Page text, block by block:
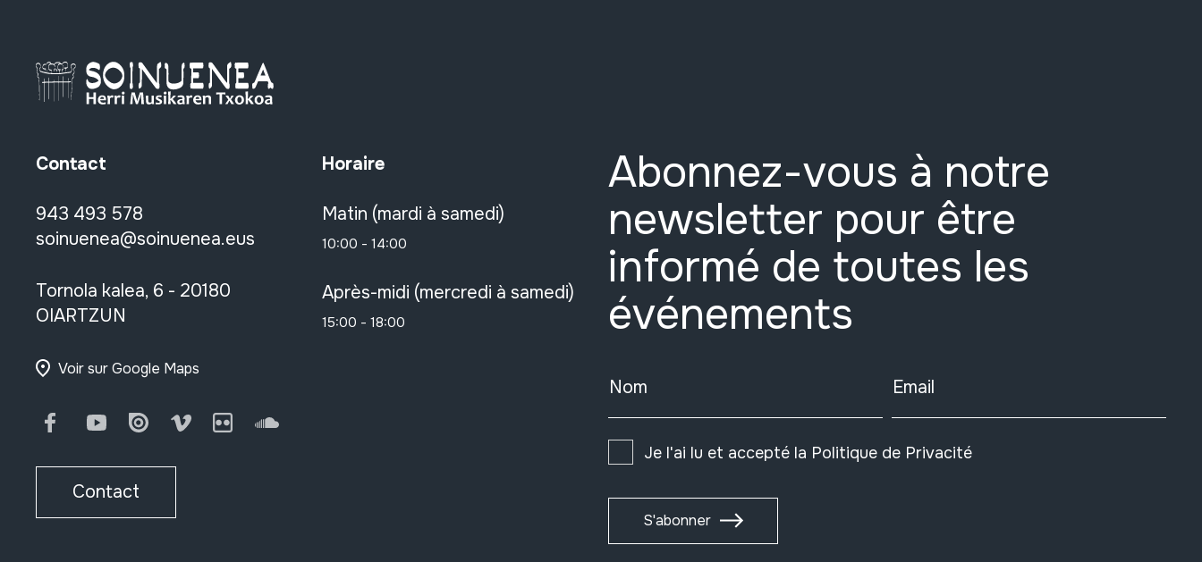
Contact
943 493 578
soinuenea@soinuenea.eus
Tornola kalea, 6 - 20180
OIARTZUN
Voir sur Google Maps
FacebookYoutubeIssuu Vimeo FlickrSoundCloud
Contact
Horaire
Matin (mardi à samedi)
10:00 - 14:00
Après-midi (mercredi à samedi)
15:00 - 18:00
Abonnez-vous à notre
newsletter pour être
informé de toutes les
événements
Nom Email
Je l'ai lu et accepté la Politique de Privacité
S'abonner